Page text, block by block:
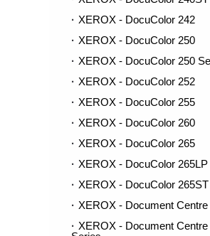
XEROX - DocuColor 242
XEROX - DocuColor 250
XEROX - DocuColor 250
XEROX - DocuColor 252
XEROX - DocuColor 255
XEROX - DocuColor 260
XEROX - DocuColor 265
XEROX - DocuColor 265LP
XEROX - DocuColor 265ST
XEROX - Document Centre
XEROX - Document Centre